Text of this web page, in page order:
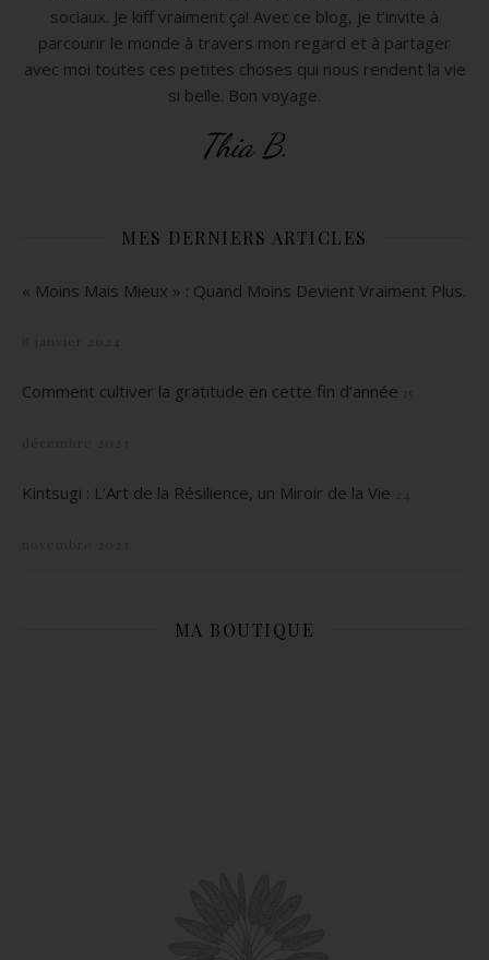
sociaux. Je kiff vraiment ça! Avec ce blog, je t'invite à
parcourir le monde à travers mon regard et à partager
avec moi toutes ces petites choses qui nous rendent la vie
si belle. Bon voyage.
Thia B.
MES DERNIERS ARTICLES
« Moins Mais Mieux » : Quand Moins Devient Vraiment Plus.
Comment cultiver la gratitude en cette fin d’année
Kintsugi : L’Art de la Résilience, un Miroir de la Vie
MA BOUTIQUE